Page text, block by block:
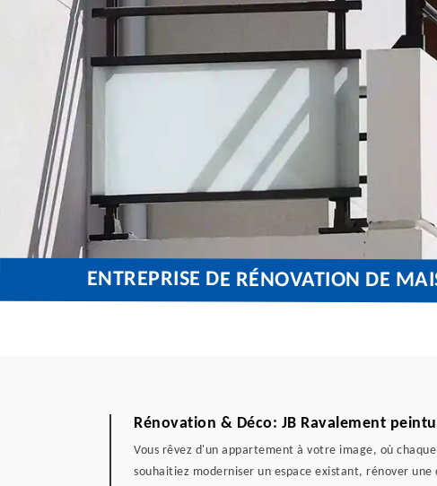
ENTREPRISE DE RÉNOVATION DE
Rénovation & Déco: JB Ravalement
Vous rêvez d'un appartement à votre image, où
souhaitiez moderniser un espace existant, rénover